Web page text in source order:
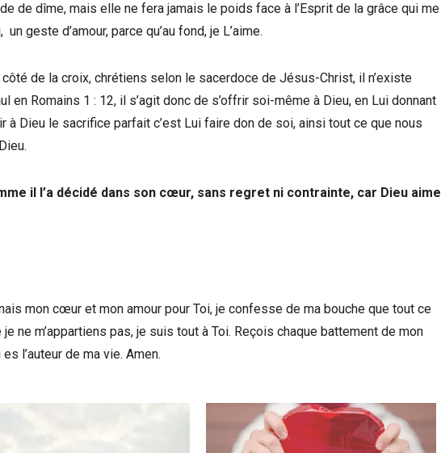
de dîme, mais elle ne fera jamais le poids face à l’Esprit de la grâce qui me
geste d’amour, parce qu’au fond, je L’aime.
de la croix, chrétiens selon le sacerdoce de Jésus-Christ, il n’existe
en Romains 1 : 12, il s’agit donc de s’offrir soi-même à Dieu, en Lui donnant
Dieu le sacrifice parfait c’est Lui faire don de soi, ainsi tout ce que nous
il l’a décidé dans son cœur, sans regret ni contrainte, car Dieu aime
mon cœur et mon amour pour Toi, je confesse de ma bouche que tout ce
ne m’appartiens pas, je suis tout à Toi. Reçois chaque battement de mon
l’auteur de ma vie. Amen.